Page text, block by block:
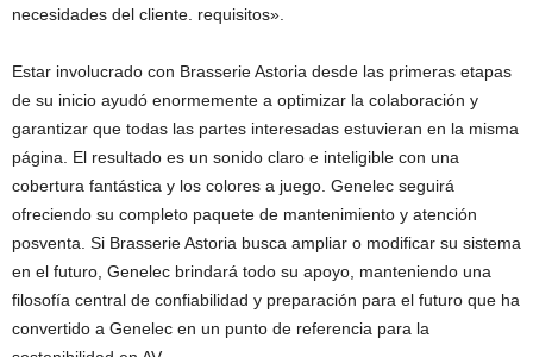
necesidades del cliente. requisitos».
Estar involucrado con Brasserie Astoria desde las primeras etapas
de su inicio ayudó enormemente a optimizar la colaboración y
garantizar que todas las partes interesadas estuvieran en la misma
página. El resultado es un sonido claro e inteligible con una
cobertura fantástica y los colores a juego. Genelec seguirá
ofreciendo su completo paquete de mantenimiento y atención
posventa. Si Brasserie Astoria busca ampliar o modificar su sistema
en el futuro, Genelec brindará todo su apoyo, manteniendo una
filosofía central de confiabilidad y preparación para el futuro que ha
convertido a Genelec en un punto de referencia para la